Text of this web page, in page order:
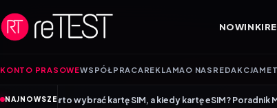
NOWINKI
KONTO PRASOWEWSPÓŁPRACA REKLAMA O NAS REDAKCJA
NAJNOWSZE
wybrać kartę SIM, a kiedy kartę eSIM? Poradnik Mobile Vikings